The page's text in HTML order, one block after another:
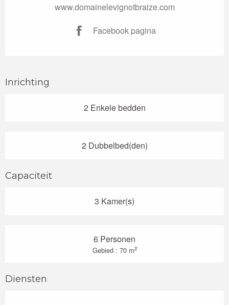
www.domainelevignotbraize.com
Facebook pagina
Inrichting
2 Enkele bedden
2 Dubbelbed(den)
Capaciteit
3 Kamer(s)
6 Personen
Gebied : 70 m2
Diensten